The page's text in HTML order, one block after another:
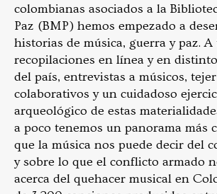
colombianas asociados a la
Paz (BMP) hemos empezado a
historias de música, guerra y paz. A
recopilaciones en línea y en
del país, entrevistas a músicos,
colaborativos y un cuidadoso
arqueológico de estas
a poco tenemos un panorama más
que la música nos puede decir del
y sobre lo que el conflicto armado
acerca del quehacer musical en